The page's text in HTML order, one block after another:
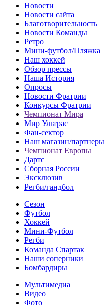
Новости
Новости сайта
Благотворительность
Новости Команды
Ретро
Мини-футбол/Пляжка
Наш хоккей
Обзор прессы
Наша История
Опросы
Новости Фратрии
Конкурсы Фратрии
Чемпионат Мира
Мир Ультрас
Фан-cектор
Наш магазин/партнеры
Чемпионат Европы
Дартс
Сборная России
Эксклюзив
Регби/гандбол
Сезон
Футбол
Хоккей
Мини-Футбол
Регби
Команда Спартак
Наши соперники
Бомбардиры
Мультимедиа
Видео
Фото